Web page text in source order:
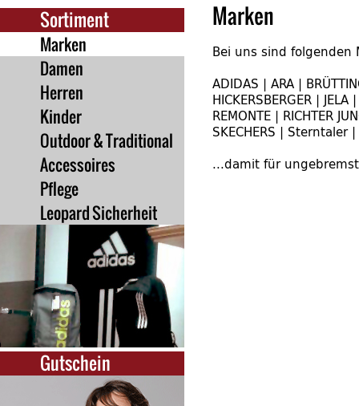
Sortiment
Marken
Damen
Herren
Kinder
Outdoor & Traditional
Accessoires
Pflege
Leopard Sicherheit
Gutschein
Marken
Bei uns sind folgenden
ADIDAS | ARA |
HICKERSBERGER |
REMONTE | RICHTER
SKECHERS | Sterntaler
...damit für